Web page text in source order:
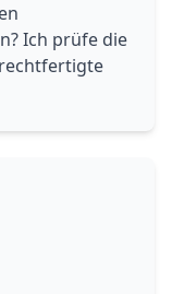
Ich prüfe die